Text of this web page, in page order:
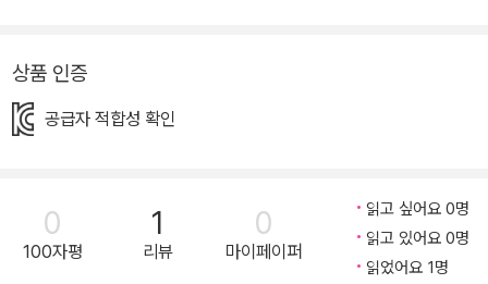
서 들의 사랑을 받아온 사춘기 성/심리 시리즈 「내 몸·마음 안내
서」(전 4권)의 완간 도서다. 몸과 마음의 변화를 맞이한 소녀·소
정의 원리부터 마음챙김 기술까지, 심리 전문가와 함께하는 든든
한 안내서 낯설고 불편한 감정을 만날 때, 우리는 감정을 받아들
이기보다는 애써 회피하거나 맞서 싸우려는 태도에 익숙하다. 슬
상품 인증
공급자 적합성 확인
0
100자평
1
리뷰
0
마이페이퍼
읽고 싶어요 0명
읽고 있어요 0명
읽었어요 1명